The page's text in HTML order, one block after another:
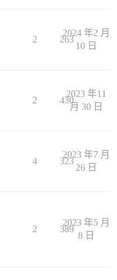
2 263
2024 年2 月
10 日
2 430
2023 年11
月 30 日
4 323
2023 年7 月
26 日
2 389
2023 年5 月
8 日